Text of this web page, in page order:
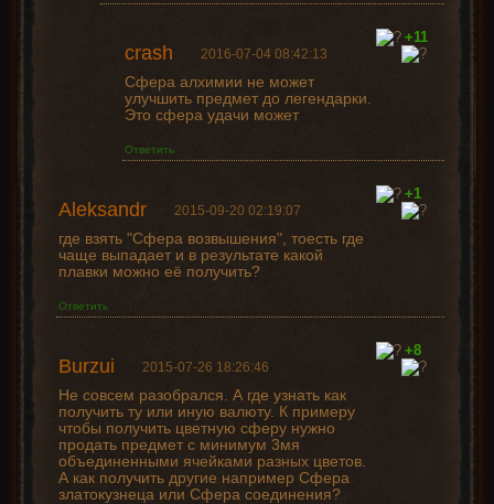
crash 2016-07-04 08:42:13
Сфера алхимии не может
улучшить предмет до легендарки.
Это сфера удачи может
Ответить
+11
Aleksandr 2015-09-20 02:19:07
где взять "Сфера возвышения", тоесть где
чаще выпадает и в результате какой
плавки можно её получить?
Ответить
+1
Burzui 2015-07-26 18:26:46
Не совсем разобрался. А где узнать как
получить ту или иную валюту. К примеру
чтобы получить цветную сферу нужно
продать предмет с минимум 3мя
объединенными ячейками разных цветов.
А как получить другие например Сфера
златокузнеца или Сфера соединения?
+8